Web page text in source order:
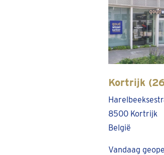
Kortrijk
8500 Kortrijk
België
Vandaag